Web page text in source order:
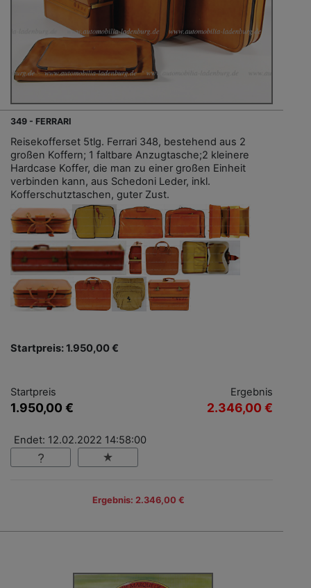
349 - FERRARI
Reisekofferset 5tlg. Ferrari 348, bestehend aus 2
großen Koffern; 1 faltbare Anzugtasche;2 kleinere
Hardcase Koffer, die man zu einer großen Einheit
verbinden kann, aus Schedoni Leder, inkl.
Kofferschutztaschen, guter Zust.
Startpreis: 1.950,00 €
Startpreis
1.950,00 €
Ergebnis
2.346,00 €
Endet: 12.02.2022 14:58:00
Ergebnis: 2.346,00 €